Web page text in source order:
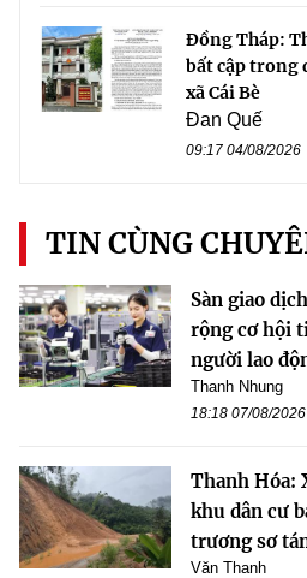
Đồng Tháp:
bất cập trong
xã Cái Bè
Đan Quế
09:17 04/08/2026
TIN CÙNG
Sàn giao
rộng cơ hội
người lao
Thanh Nhung
18:18 07/08/2026
Thanh Hóa:
khu dân cư
trương sơ
Văn Thanh